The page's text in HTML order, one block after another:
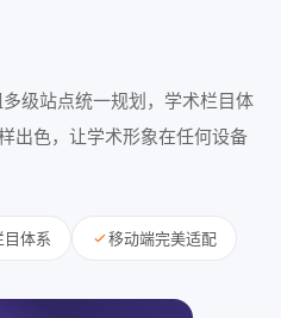
级站点统一规划，学术栏目体
出色，让学术形象在任何设备
体系 移动端完美适配